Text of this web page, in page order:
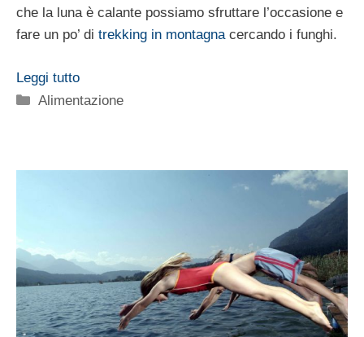
che la luna è calante possiamo sfruttare l’occasione e
fare un po’ di trekking in montagnacercando i funghi.
Leggi tutto
Categorie
Alimentazione